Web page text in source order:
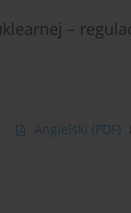
–
Angielski (PDF)